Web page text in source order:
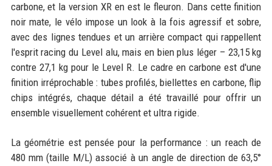
carbone, et la version XR en est le fleuron. Dans cette finition
noir mate, le vélo impose un look à la fois agressif et sobre,
avec des lignes tendues et un arrière compact qui rappellent
l'esprit racing du Level alu, mais en bien plus léger – 23,15 kg
contre 27,1 kg pour le Level R. Le cadre en carbone est d'une
finition irréprochable : tubes profilés, biellettes en carbone, flip
chips intégrés, chaque détail a été travaillé pour offrir un
ensemble visuellement cohérent et ultra rigide.
La géométrie est pensée pour la performance : un reach de
480 mm (taille M/L) associé à un angle de direction de 63,5°